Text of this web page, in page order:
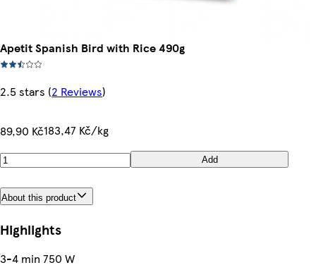
Apetit Spanish Bird with Rice 490g
2.5 stars (2 Reviews)
89,90 Kč183,47 Kč/kg
Add
About this product
Highlights
3-4 min 750 W